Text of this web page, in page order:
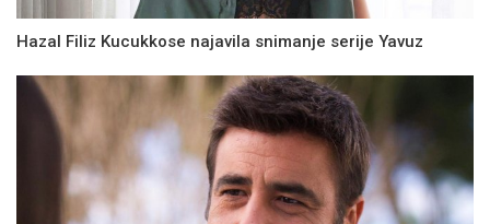
Hazal Filiz Kucukkose najavila snimanje serije Yavuz